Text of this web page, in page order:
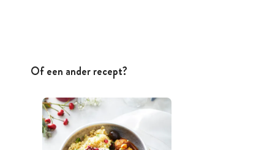
Of een ander recept?